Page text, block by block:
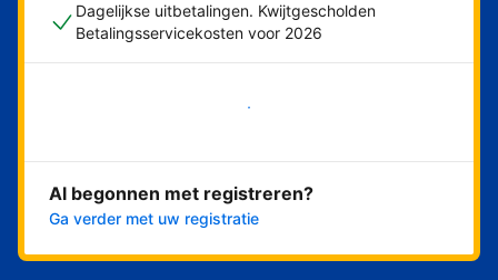
Dagelijkse uitbetalingen. Kwijtgescholden
Betalingsservicekosten voor 2026
Nu meteen beginnen
Al begonnen met registreren?
Ga verder met uw registratie